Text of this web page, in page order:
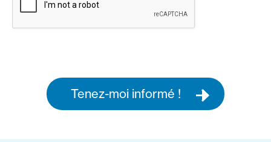
Tenez-moi informé !